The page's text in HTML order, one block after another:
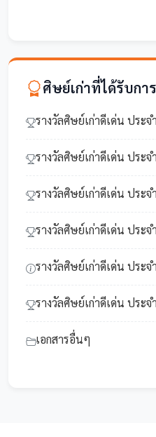
ศิษย์เก่าที่ได้รับกา
รางวัลศิษย์เก่าดีเด่น ประ
รางวัลศิษย์เก่าดีเด่น ประจ
รางวัลศิษย์เก่าดีเด่น ประจ
รางวัลศิษย์เก่าดีเด่น ประ
รางวัลศิษย์เก่าดีเด่น ประ
รางวัลศิษย์เก่าดีเด่น ประ
เอกสารอื่นๆ